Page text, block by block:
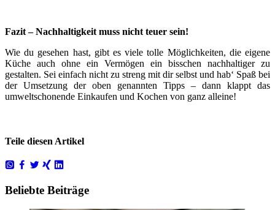
Fazit – Nachhaltigkeit muss nicht teuer sein!
Wie du gesehen hast, gibt es viele tolle Möglichkeiten, die eigene
Küche auch ohne ein Vermögen ein bisschen nachhaltiger zu
gestalten. Sei einfach nicht zu streng mit dir selbst und hab‘ Spaß bei
der Umsetzung der oben genannten Tipps – dann klappt das
umweltschonende Einkaufen und Kochen von ganz alleine!
Teile diesen Artikel
Beliebte Beiträge